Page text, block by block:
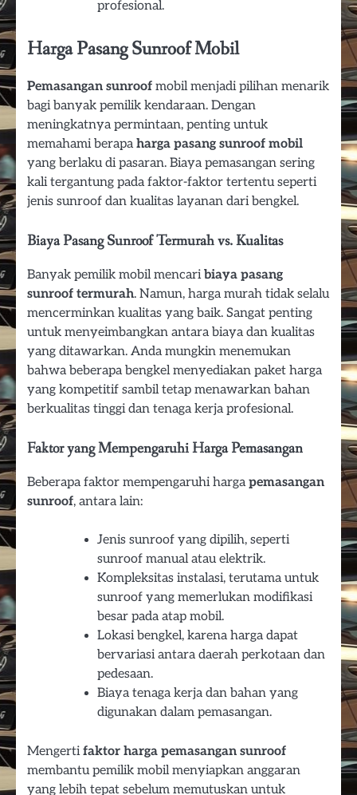
profesional.
Harga Pasang Sunroof Mobil
Pemasangan sunroof mobil menjadi pilihan menarik
bagi banyak pemilik kendaraan. Dengan
meningkatnya permintaan, penting untuk
memahami berapaharga pasang sunroof mobil
yang berlaku di pasaran. Biaya pemasangan sering
kali tergantung pada faktor-faktor tertentu seperti
jenis sunroof dan kualitas layanan dari bengkel.
Biaya Pasang Sunroof Termurah vs. Kualitas
Banyak pemilik mobil mencaribiaya pasang
sunroof termurah. Namun, harga murah tidak selalu
mencerminkan kualitas yang baik. Sangat penting
untuk menyeimbangkan antara biaya dan kualitas
yang ditawarkan. Anda mungkin menemukan
bahwa beberapa bengkel menyediakan paket harga
yang kompetitif sambil tetap menawarkan bahan
berkualitas tinggi dan tenaga kerja profesional.
Faktor yang Mempengaruhi Harga Pemasangan
Beberapa faktor mempengaruhi hargapemasangan
sunroof, antara lain:
Jenis sunroof yang dipilih, seperti
sunroof manual atau elektrik.
Kompleksitas instalasi, terutama untuk
sunroof yang memerlukan modifikasi
besar pada atap mobil.
Lokasi bengkel, karena harga dapat
bervariasi antara daerah perkotaan dan
pedesaan.
Biaya tenaga kerja dan bahan yang
digunakan dalam pemasangan.
Mengertifaktor harga pemasangan sunroof
membantu pemilik mobil menyiapkan anggaran
yang lebih tepat sebelum memutuskan untuk